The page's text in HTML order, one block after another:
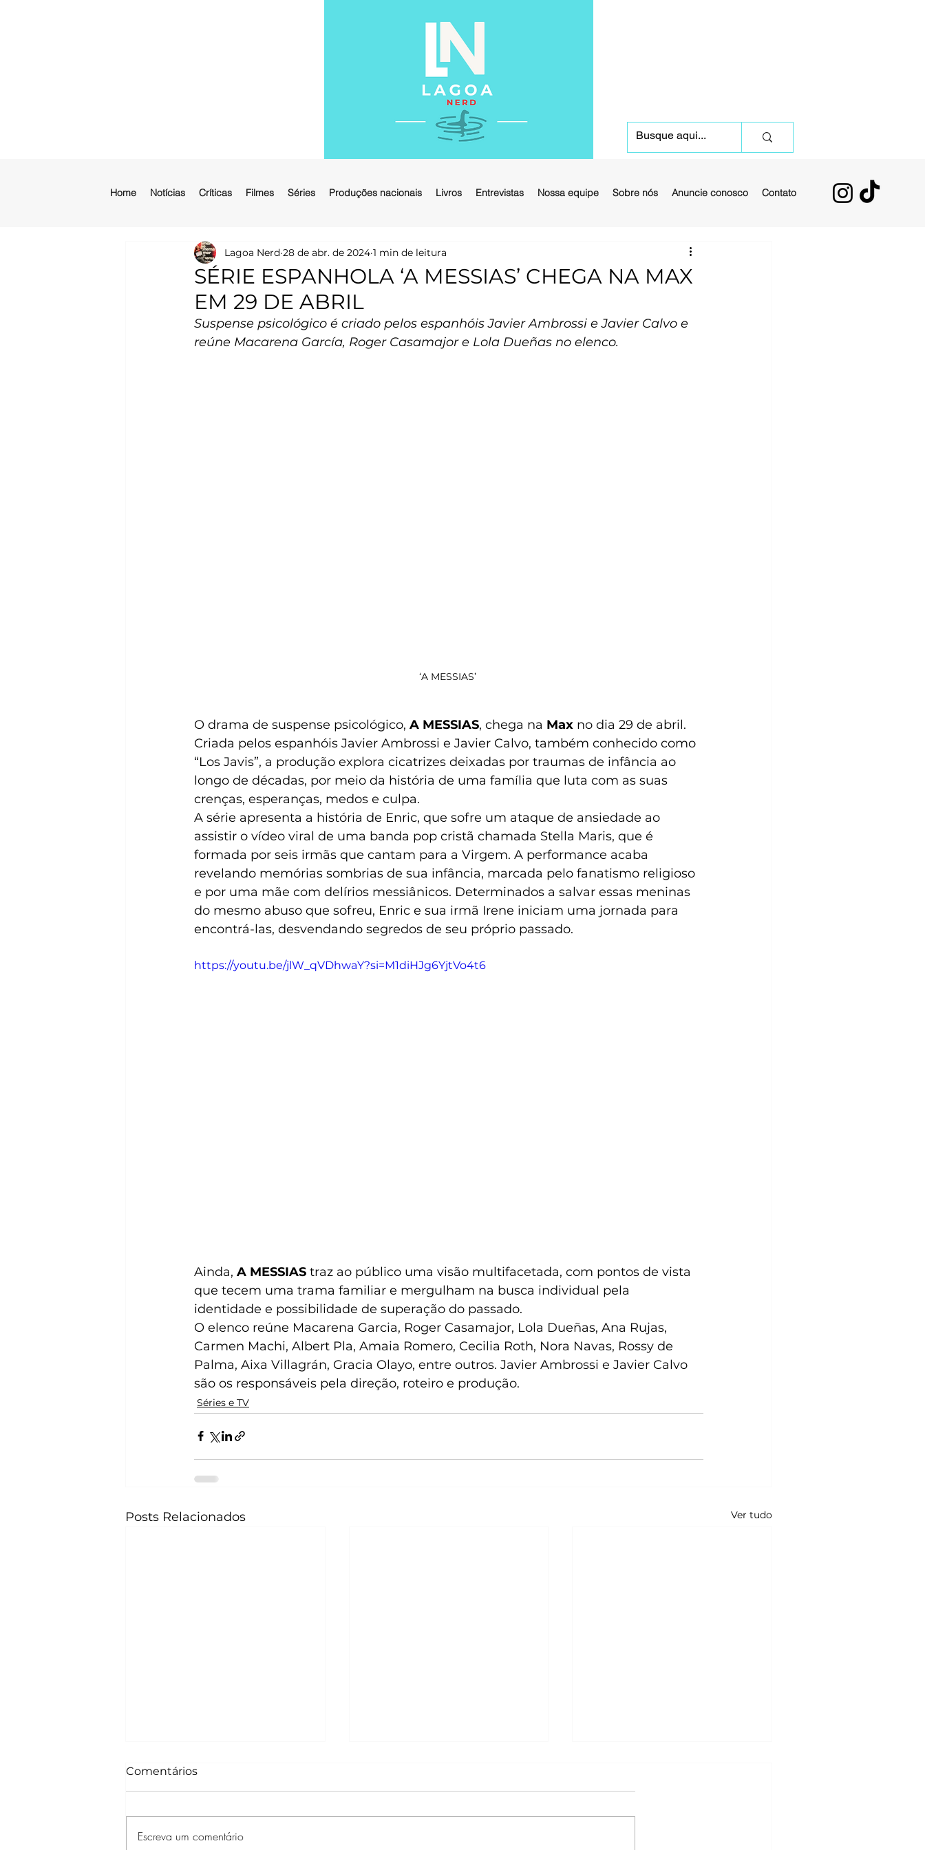
Home Notícias Críticas Filmes Séries Produções nacionais Livros Entrevistas Nossa equipe Sobre nós Anuncie conosco Contato
SÉRIE ESPANHOLA ‘A MESSIAS’ CHEGA NA MAX
EM 29 DE ABRIL
Lagoa Nerd 28 de abr. de 2024 1 min de leitura
Suspense psicológico é criado pelos espanhóis Javier Ambrossi e Javier Calvo e
reúne Macarena García, Roger Casamajor e Lola Dueñas no elenco.
‘A MESSIAS’
O drama de suspense psicológico, A MESSIAS, chega na Max no dia 29 de abril.
Criada pelos espanhóis Javier Ambrossi e Javier Calvo, também conhecido como
“Los Javis”, a produção explora cicatrizes deixadas por traumas de infância ao
longo de décadas, por meio da história de uma família que luta com as suas
crenças, esperanças, medos e culpa.
A série apresenta a história de Enric, que sofre um ataque de ansiedade ao
assistir o vídeo viral de uma banda pop cristã chamada Stella Maris, que é
formada por seis irmãs que cantam para a Virgem. A performance acaba
revelando memórias sombrias de sua infância, marcada pelo fanatismo religioso
e por uma mãe com delírios messiânicos. Determinados a salvar essas meninas
do mesmo abuso que sofreu, Enric e sua irmã Irene iniciam uma jornada para
encontrá-las, desvendando segredos de seu próprio passado.
https://youtu.be/jlW_qVDhwaY?si=M1diHJg6YjtVo4t6
Ainda, A MESSIAS traz ao público uma visão multifacetada, com pontos de vista
que tecem uma trama familiar e mergulham na busca individual pela
identidade e possibilidade de superação do passado.
O elenco reúne Macarena Garcia, Roger Casamajor, Lola Dueñas, Ana Rujas,
Carmen Machi, Albert Pla, Amaia Romero, Cecilia Roth, Nora Navas, Rossy de
Palma, Aixa Villagrán, Gracia Olayo, entre outros. Javier Ambrossi e Javier Calvo
são os responsáveis pela direção, roteiro e produção.
Séries e TV
Posts Relacionados Ver tudo
Comentários
Escreva um comentário